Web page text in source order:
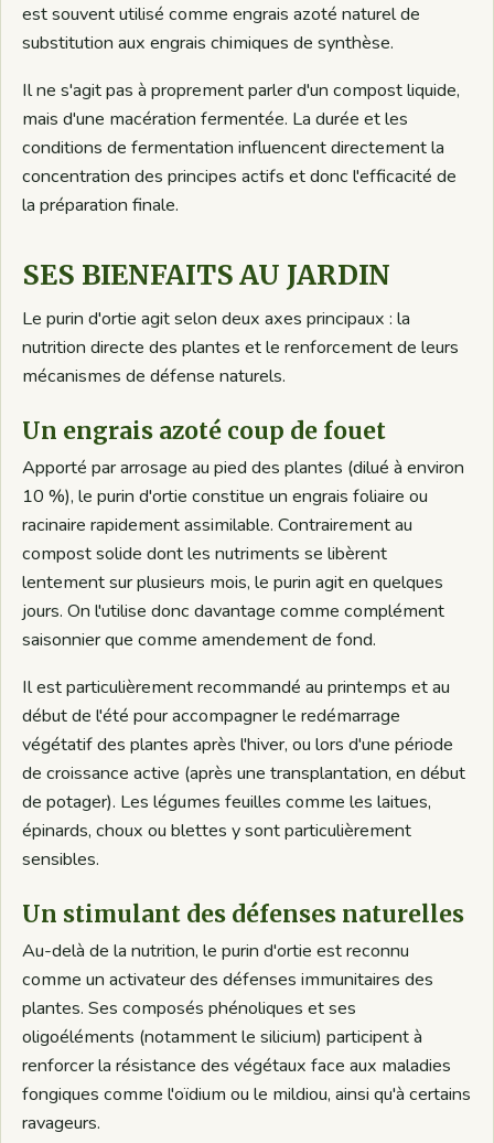
est souvent utilisé comme engrais azoté naturel de
substitution aux engrais chimiques de synthèse.
Il ne s'agit pas à proprement parler d'un compost liquide,
mais d'une macération fermentée. La durée et les
conditions de fermentation influencent directement la
concentration des principes actifs et donc l'efficacité de
la préparation finale.
SES BIENFAITS AU JARDIN
Le purin d'ortie agit selon deux axes principaux : la
nutrition directe des plantes et le renforcement de leurs
mécanismes de défense naturels.
Un engrais azoté coup de fouet
Apporté par arrosage au pied des plantes (dilué à environ
10 %), le purin d'ortie constitue un engrais foliaire ou
racinaire rapidement assimilable. Contrairement au
compost solide dont les nutriments se libèrent
lentement sur plusieurs mois, le purin agit en quelques
jours. On l'utilise donc davantage comme complément
saisonnier que comme amendement de fond.
Il est particulièrement recommandé au printemps et au
début de l'été pour accompagner le redémarrage
végétatif des plantes après l'hiver, ou lors d'une période
de croissance active (après une transplantation, en début
de potager). Les légumes feuilles comme les laitues,
épinards, choux ou blettes y sont particulièrement
sensibles.
Un stimulant des défenses naturelles
Au-delà de la nutrition, le purin d'ortie est reconnu
comme un activateur des défenses immunitaires des
plantes. Ses composés phénoliques et ses
oligoéléments (notamment le silicium) participent à
renforcer la résistance des végétaux face aux maladies
fongiques comme l'oïdium ou le mildiou, ainsi qu'à certains
ravageurs.